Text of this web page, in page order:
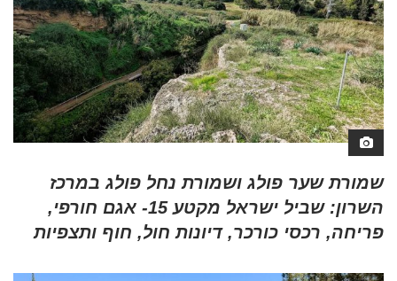
שמורת שער פולג ושמורת נחל פולג במרכז
השרון: שביל ישראל מקטע 15- אגם חורפי,
פריחה, רכסי כורכר, דיונות חול, חוף ותצפיות